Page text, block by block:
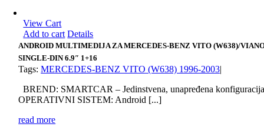
View Cart
Add to cart Details
ANDROID MULTIMEDIJA ZA MERCEDES-BENZ VITO (W638)/
SINGLE-DIN 6.9″ 1+16
Tags:MERCEDES-BENZ VITO (W638) 1996-2003|
BREND: SMARTCAR – Jedinstvena, unapređena
OPERATIVNI SISTEM: Android [...]
read more